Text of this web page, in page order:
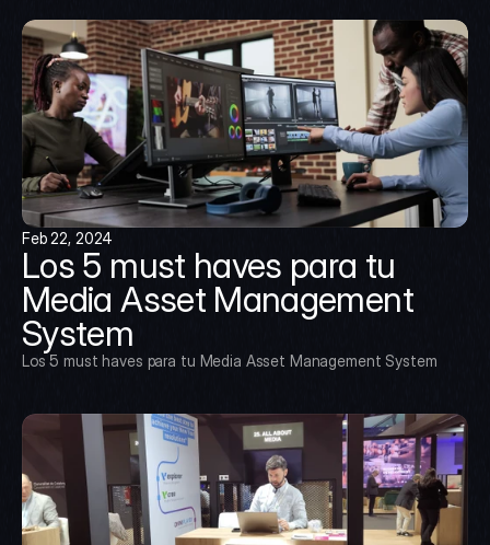
Feb 22, 2024
Los 5 must haves para tu
Media Asset Management
System
Los 5 must haves para tu Media Asset Management System